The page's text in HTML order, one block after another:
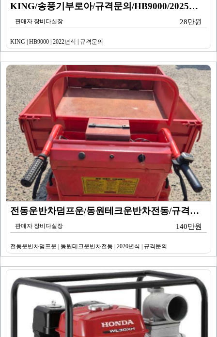
KING/송풍기부로아/규격문의/HB9000/2025년식
판매자 장비다실장 28만원
KING | HB9000 | 2022년식 | 규격문의
전동운반차덤프운/동원테크운반차전동/규격문의/동원테크운반…
판매자 장비다실장 140만원
전동운반차덤프운 | 동원테크운반차전동 | 2020년식 | 규격문의